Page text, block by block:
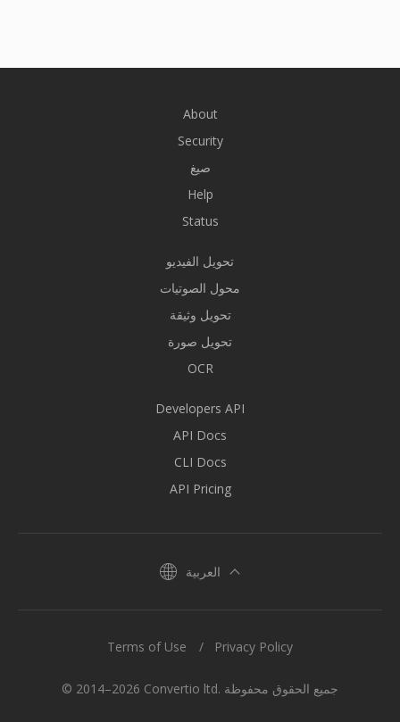
About
Security
صيغ
Help
Status
تحويل الفيديو
محول الصوتيات
تحويل وثيقة
تحويل صورة
OCR
Developers API
API Docs
CLI Docs
API Pricing
العربية
© 2014–2026 Convertio ltd. جميع الحقوق محفوظة
Terms of Use Privacy Policy